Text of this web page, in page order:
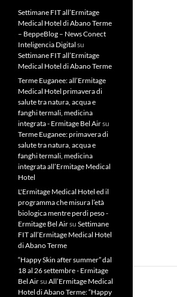
Settimane FIT all’Ermitage
Medical Hotel di Abano Terme
– BeppeBlog – News Conect
Inteligencia Digital su
Settimane FIT all’Ermitage
Medical Hotel di Abano Terme
Terme Euganee: all’Ermitage
Medical Hotel primavera di
salute tra natura, acqua e
fanghi termali, medicina
integrata - Ermitage Bel Airsu
Terme Euganee: primavera di
salute tra natura, acqua e
fanghi termali, medicina
integrata all’Ermitage Medical
Hotel
L'Ermitage Medical Hotel ed il
programma che misura l’età
biologica mentre perdi peso -
Ermitage Bel Airsu Settimane
FIT all’Ermitage Medical Hotel
di Abano Terme
“Happy Skin after summer” dal
18 al 26 settembre - Ermitage
Bel Airsu All’Ermitage Medical
Hotel di Abano Terme: “Happy